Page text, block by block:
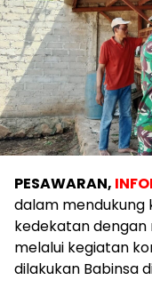
PESAWARAN,
dalam mendukung
kedekatan
melalui kegiatan
dilakukan Babinsa